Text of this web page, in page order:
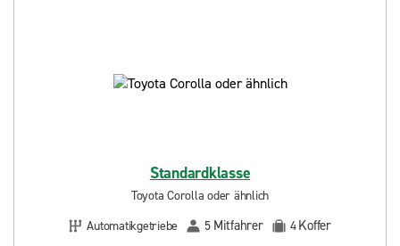
Standardklasse
Toyota Corolla oder ähnlich
Automatikgetriebe
5 Mitfahrer 4Koffer